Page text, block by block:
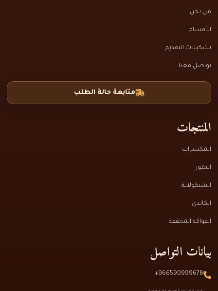
من نحن
الأقسام
تشكيلات التقديم
تواصل معنا
متابعة حالة الطلب
المنتجات
المكسرات
التمور
الشيكولاتة
الكاندي
الفواكه المجففة
بيانات التواصل
966590999678+